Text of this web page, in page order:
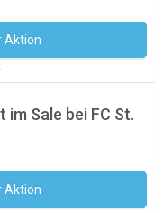
Aktion
im Sale bei FC St.
Aktion